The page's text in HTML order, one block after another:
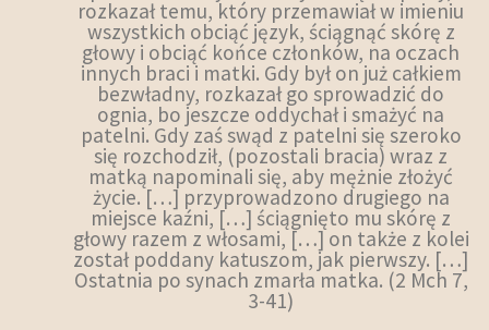
rozkazał temu, który przemawiał w imieniu
wszystkich obciąć język, ściągnąć skórę z
głowy i obciąć końce członków, na oczach
innych braci i matki. Gdy był on już całkiem
bezwładny, rozkazał go sprowadzić do
ognia, bo jeszcze oddychał i smażyć na
patelni. Gdy zaś swąd z patelni się szeroko
się rozchodził, (pozostali bracia) wraz z
matką napominali się, aby mężnie złożyć
życie. […] przyprowadzono drugiego na
miejsce kaźni, […] ściągnięto mu skórę z
głowy razem z włosami, […] on także z kolei
został poddany katuszom, jak pierwszy. […]
Ostatnia po synach zmarła matka. (2 Mch 7,
3-41)